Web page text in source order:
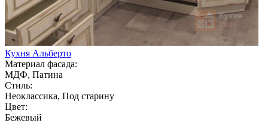
Кухня Альберто
Материал фасада:
МДФ, Патина
Стиль:
Неоклассика, Под старину
Цвет:
Бежевый